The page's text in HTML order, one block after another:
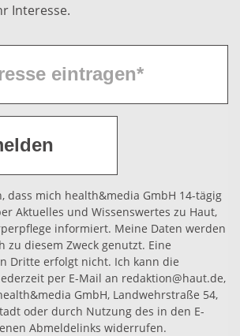
Interesse.
dass mich health&media GmbH 14-tägig
Aktuelles und Wissenswertes zu Haut,
informiert. Meine Daten werden
zu diesem Zweck genutzt. Eine
Dritte erfolgt nicht. Ich kann die
per E-Mail an redaktion@haut.de,
GmbH, Landwehrstraße 54,
oder durch Nutzung des in den E-
Abmeldelinks widerrufen.